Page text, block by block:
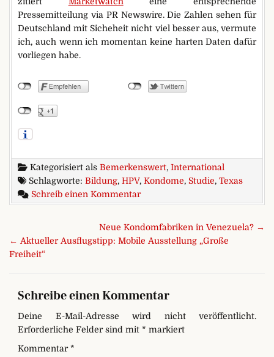
Pressemitteilung via PR Newswire. Die Zahlen sehen für
Deutschland mit Sicheheit nicht viel besser aus, vermute
ich, auch wenn ich momentan keine harten Daten dafür
vorliegen habe.
Kategorisiert als Bemerkenswert, International
Schlagworte: Bildung, HPV, Kondome, Studie, Texas
Schreib einen Kommentarzu Kondome schützen auch
BeitragsnavigationNeue Kondomfabriken in Venezuela? →
← Aktueller Ausflugstipp: Mobile Ausstellung „Große
Freiheit“
Schreibe einen Kommentar
Deine E-Mail-Adresse wird nicht veröffentlicht.
Erforderliche Felder sind mit * markiert
Kommentar *